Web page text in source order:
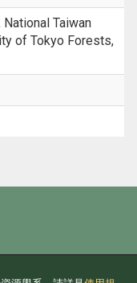
Taiwan
of Tokyo Forests,